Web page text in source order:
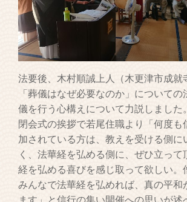
法要後、木村順誠上人（木更津市成就
「葬儀はなぜ必要なのか」について
儀を行う心構えについて力説しました。
閉会式の挨拶で若尾住職より「何度も
加されている方は、教えを受ける側に
く、法華経を弘める側に、ぜひ立って
経を弘める喜びを感じ取って欲しい。
みんなで法華経を弘めれば、真の平和
ます」と信行の集い開催への思いが述